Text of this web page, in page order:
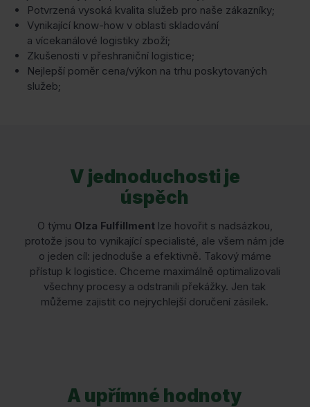
Potvrzená vysoká kvalita služeb pro naše zákazníky;
Vynikající know-how v oblasti skladování
a vícekanálové logistiky zboží;
Zkušenosti v přeshraniční logistice;
Nejlepší poměr cena/výkon na trhu poskytovaných
služeb;
V jednoduchosti je
úspěch
O týmu Olza Fulfillment lze hovořit s nadsázkou,
protože jsou to vynikající specialisté, ale všem nám jde
o jeden cíl: jednoduše a efektivně. Takový máme
přístup k logistice. Chceme maximálně optimalizovali
všechny procesy a odstranili překážky. Jen tak
můžeme zajistit co nejrychlejší doručení zásilek.
A upřímné hodnoty